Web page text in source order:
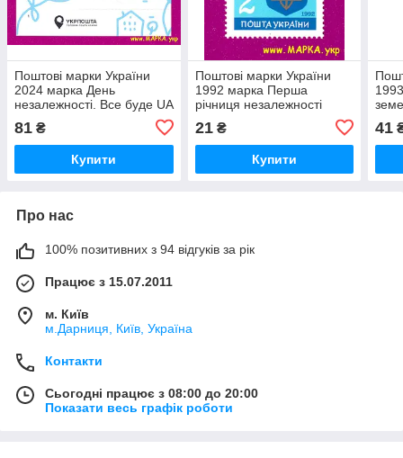
Поштові марки України
2024 марка День
незалежності. Все буде UA
81 ₴
Купити
Поштові марки України
1992 марка Перша
річниця незалежності
України. Герб та Прапор
України
21₴
Купити
41
Про нас
100% позитивних з 94 відгуків за рік
Працює з 15.07.2011
м. Київ
м.Дарниця, Київ, Україна
Контакти
Сьогодні працює з 08:00 до 20:00
Показати весь графік роботи